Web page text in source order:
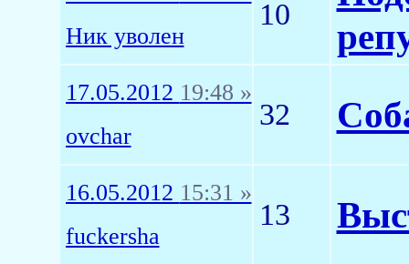
Ник уволен
10
17.05.2012 19:48 »
ovchar
32
16.05.2012 15:31 »
fuckersha
13